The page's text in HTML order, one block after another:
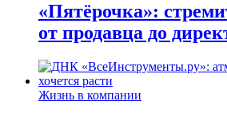
«Пятёрочка»:
от продавца до
Жизнь в компании